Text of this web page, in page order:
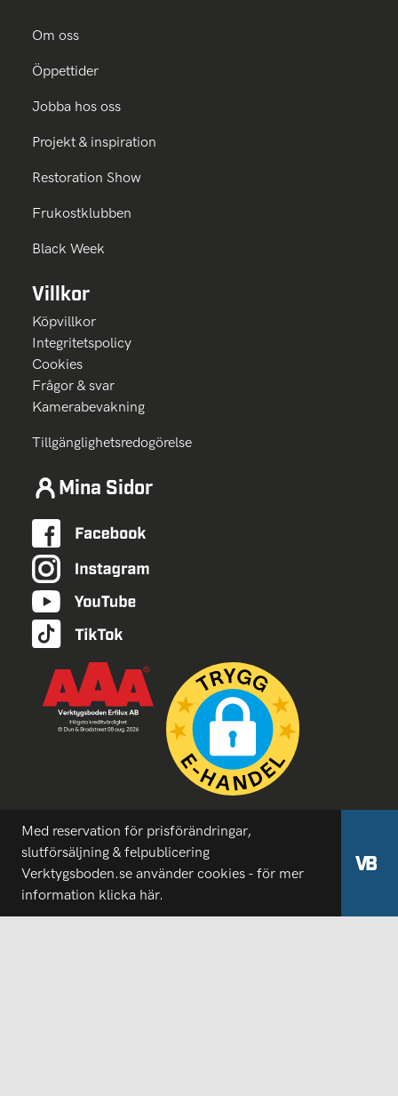
Om oss
Öppettider
Jobba hos oss
Projekt & inspiration
Restoration Show
Frukostklubben
Black Week
Villkor
Köpvillkor
Integritetspolicy
Cookies
Frågor & svar
Kamerabevakning
Tillgänglighetsredogörelse
Mina Sidor
Med reservation för prisförändringar,
slutförsäljning & felpublicering
Verktygsboden.se använder cookies - för mer
information klicka här.